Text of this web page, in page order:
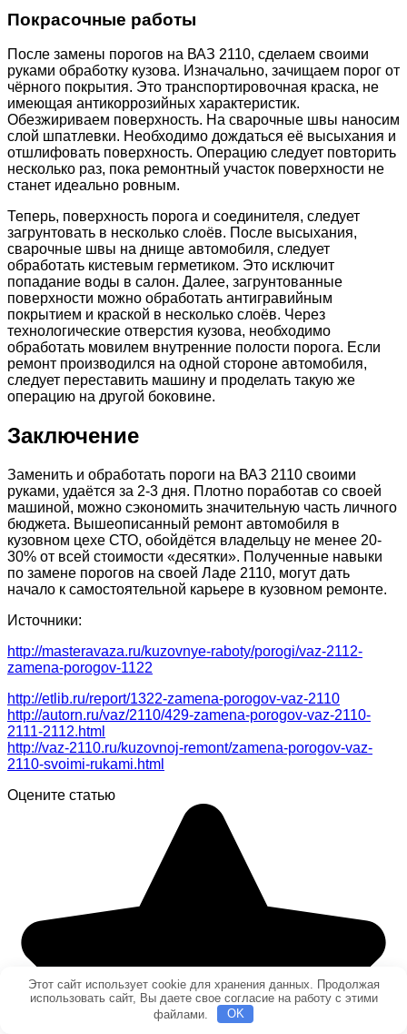
Покрасочные работы
После замены порогов на ВАЗ 2110, сделаем своими
руками обработку кузова. Изначально, зачищаем порог от
чёрного покрытия. Это транспортировочная краска, не
имеющая антикоррозийных характеристик.
Обезжириваем поверхность. На сварочные швы наносим
слой шпатлевки. Необходимо дождаться её высыхания и
отшлифовать поверхность. Операцию следует повторить
несколько раз, пока ремонтный участок поверхности не
станет идеально ровным.
Теперь, поверхность порога и соединителя, следует
загрунтовать в несколько слоёв. После высыхания,
сварочные швы на днище автомобиля, следует
обработать кистевым герметиком. Это исключит
попадание воды в салон. Далее, загрунтованные
поверхности можно обработать антигравийным
покрытием и краской в несколько слоёв. Через
технологические отверстия кузова, необходимо
обработать мовилем внутренние полости порога. Если
ремонт производился на одной стороне автомобиля,
следует переставить машину и проделать такую же
операцию на другой боковине.
Заключение
Заменить и обработать пороги на ВАЗ 2110 своими
руками, удаётся за 2-3 дня. Плотно поработав со своей
машиной, можно сэкономить значительную часть личного
бюджета. Вышеописанный ремонт автомобиля в
кузовном цехе СТО, обойдётся владельцу не менее 20-
30% от всей стоимости «десятки». Полученные навыки
по замене порогов на своей Ладе 2110, могут дать
начало к самостоятельной карьере в кузовном ремонте.
Источники:
http://masteravaza.ru/kuzovnye-raboty/porogi/vaz-2112-
zamena-porogov-1122
http://etlib.ru/report/1322-zamena-porogov-vaz-2110
http://autorn.ru/vaz/2110/429-zamena-porogov-vaz-2110-
2111-2112.html
http://vaz-2110.ru/kuzovnoj-remont/zamena-porogov-vaz-
2110-svoimi-rukami.html
Оцените статью
Этот сайт использует cookie для хранения данных. Продолжая
использовать сайт, Вы даете свое согласие на работу с этими
файлами.
OK